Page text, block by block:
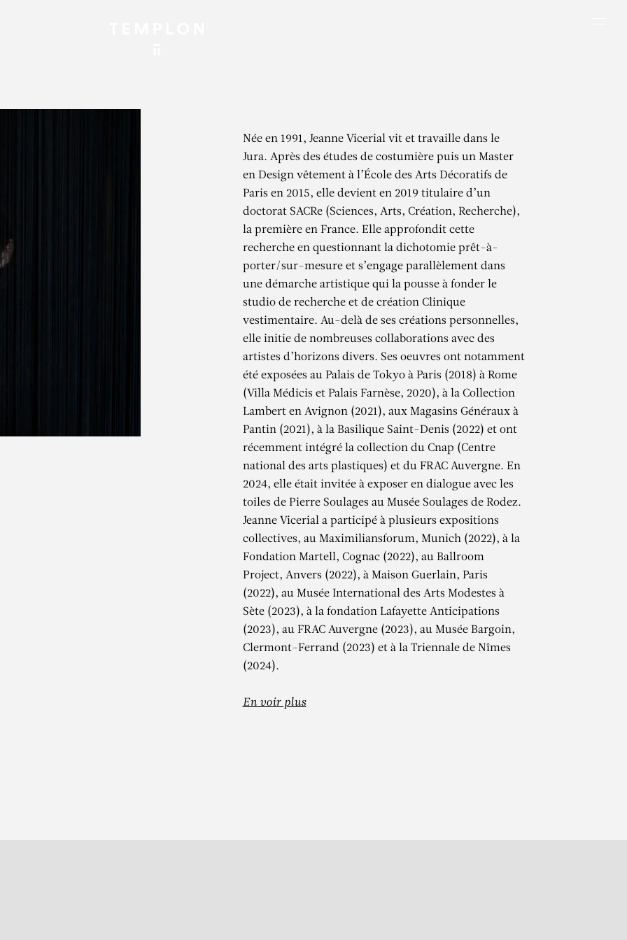
VICERIAL
Sex Voto : installation
Née en 1991, Jeanne Vicerial vit et travaille dans le
Jura. Après des études de costumière puis un Master
en Design vêtement à l’École des Arts Décoratifs de
Paris en 2015, elle devient en 2019 titulaire d’un
doctorat SACRe (Sciences, Arts, Création, Recherche),
la première en France. Elle approfondit cette
recherche en questionnant la dichotomie prêt-à-
porter/sur-mesure et s’engage parallèlement dans
une démarche artistique qui la pousse à fonder le
studio de recherche et de création Clinique
vestimentaire. Au-delà de ses créations personnelles,
elle initie de nombreuses collaborations avec des
artistes d’horizons divers. Ses oeuvres ont notamment
été exposées au Palais de Tokyo à Paris (2018) à Rome
(Villa Médicis et Palais Farnèse, 2020), à la Collection
Lambert en Avignon (2021), aux Magasins Généraux à
Pantin (2021), à la Basilique Saint-Denis (2022) et ont
récemment intégré la collection du Cnap (Centre
national des arts plastiques) et du FRAC Auvergne. En
2024, elle était invitée à exposer en dialogue avec les
toiles de Pierre Soulages au Musée Soulages de Rodez.
Jeanne Vicerial a participé à plusieurs expositions
collectives, au Maximiliansforum, Munich (2022), à la
Fondation Martell, Cognac (2022), au Ballroom
Project, Anvers (2022), à Maison Guerlain, Paris
(2022), au Musée International des Arts Modestes à
Sète (2023), à la fondation Lafayette Anticipations
(2023), au FRAC Auvergne (2023), au Musée Bargoin,
Clermont-Ferrand (2023) et à la Triennale de Nîmes
(2024).
En voir plus